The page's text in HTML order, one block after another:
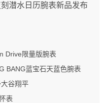
潜水日历腕表新品发布
Drive限量版腕表
BANG蓝宝石天蓝色腕表
谷翔平
表